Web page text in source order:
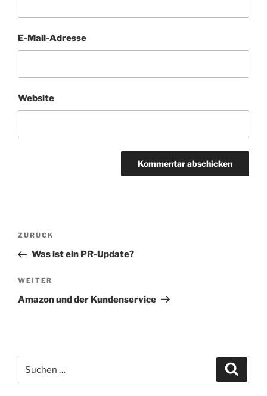
E-Mail-Adresse
Website
Beitragsnavigation
Vorheriger
Beitrag
ZURÜCK
Was ist ein PR-Update?
Nächster
Beitrag
WEITER
Amazon und der Kundenservice
nach: